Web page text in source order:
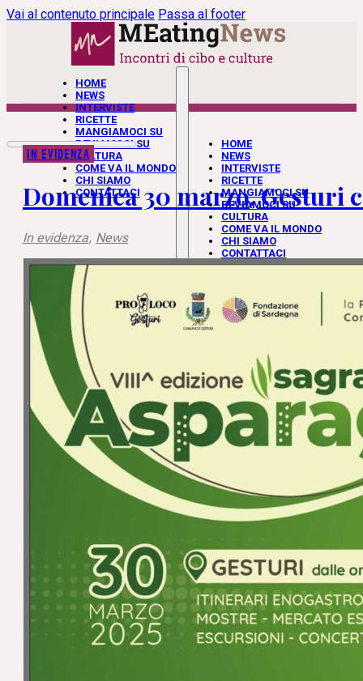
Vai al contenuto principale Passa al footer
HOME
NEWS
INTERVISTE
RICETTE
MANGIAMOCI SU
BEVIAMOCI SU
CULTURA
COME VA IL MONDO
CHI SIAMO
CONTATTACI
HOME
NEWS
INTERVISTE
RICETTE
MANGIAMOCI SU
BEVIAMOCI SU
CULTURA
COME VA IL MONDO
CHI SIAMO
CONTATTACI
IN EVIDENZA
Domenica 30 marzo, Gesturi
In evidenza, News